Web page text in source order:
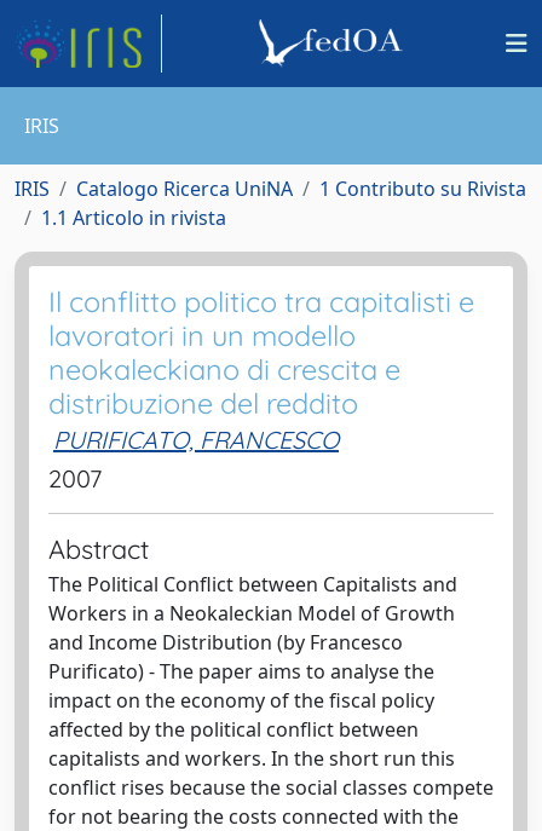
IRIS
IRIS Catalogo Ricerca UniNA
1 Contributo su Rivista
1.1 Articolo in rivista
Il conflitto politico tra capitalisti e
lavoratori in un modello
neokaleckiano di crescita e
distribuzione del reddito
PURIFICATO, FRANCESCO
2007
Abstract
The Political Conflict between Capitalists and
Workers in a Neokaleckian Model of Growth
and Income Distribution (by Francesco
Purificato) - The paper aims to analyse the
impact on the economy of the fiscal policy
affected by the political conflict between
capitalists and workers. In the short run this
conflict rises because the social classes compete
for not bearing the costs connected with the